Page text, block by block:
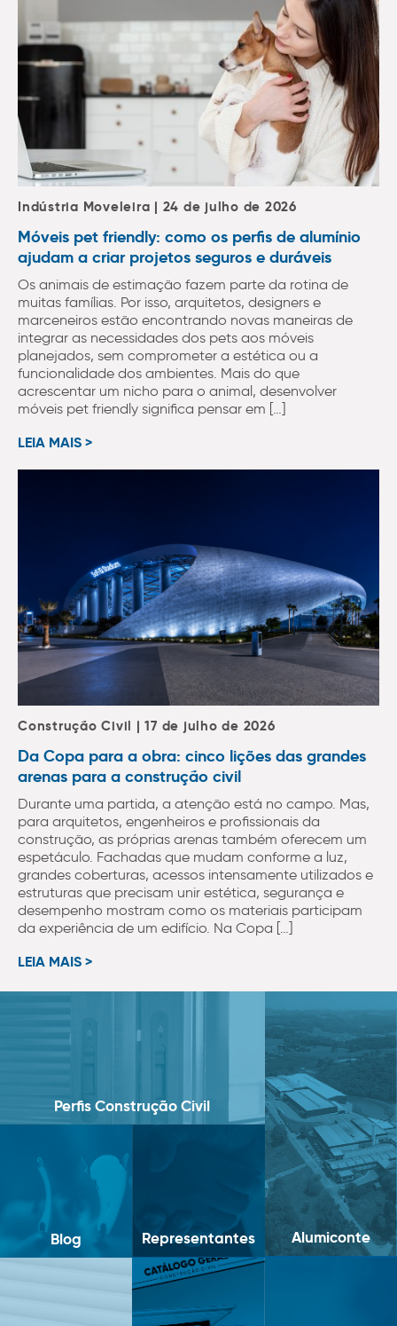
Indústria Moveleira | 24 de julho de 2026
Móveis pet friendly: como os perfis de alumínio
ajudam a criar projetos seguros e duráveis
Os animais de estimação fazem parte da rotina de
muitas famílias. Por isso, arquitetos, designers e
marceneiros estão encontrando novas maneiras de
integrar as necessidades dos pets aos móveis
planejados, sem comprometer a estética ou a
funcionalidade dos ambientes. Mais do que
acrescentar um nicho para o animal, desenvolver
móveis pet friendly significa pensar em […]
LEIA MAIS >
Construção Civil | 17 de julho de 2026
Da Copa para a obra: cinco lições das grandes
arenas para a construção civil
Durante uma partida, a atenção está no campo. Mas,
para arquitetos, engenheiros e profissionais da
construção, as próprias arenas também oferecem um
espetáculo. Fachadas que mudam conforme a luz,
grandes coberturas, acessos intensamente utilizados e
estruturas que precisam unir estética, segurança e
desempenho mostram como os materiais participam
da experiência de um edifício. Na Copa […]
LEIA MAIS >
Perfis Construção Civil
Alumiconte
Blog Representantes